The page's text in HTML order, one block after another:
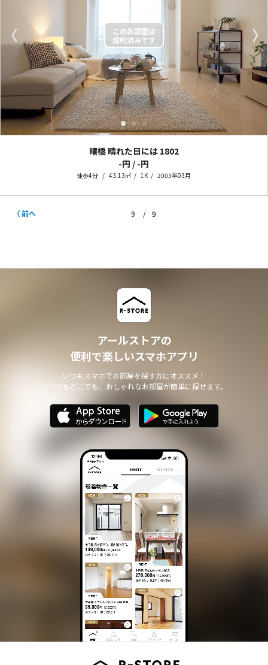
〈 〉
曙橋 晴れた日には 1802
-円 / -円
徒歩4分 43.13㎡ 1K 2003年03月
前へ 9 9
アールストアの
便利で楽しいスマホアプリ
いつもスマホでお部屋を探す方にオススメ！
いつでもどこでも、おしゃれなお部屋が簡単に探せます。